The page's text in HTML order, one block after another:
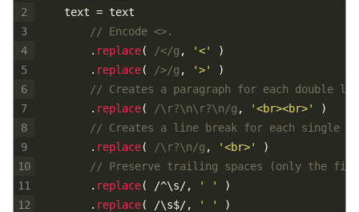
2
3
4
5
6
7
8
9
10
11
12
text = text
// Encode <>.
. replace( /</g , '<'
)
. replace( />/g , '>'
)
// Creates a paragraph for each double
. replace( /\r?\n\r?\n/g , '<br><br>'
)
// Creates a line break for each single
. replace( /\r?\n/g , '<br>'
)
// Preserve trailing spaces (only the
. replace( /^\s/, ' '
)
. replace( /\s$/, ' '
)